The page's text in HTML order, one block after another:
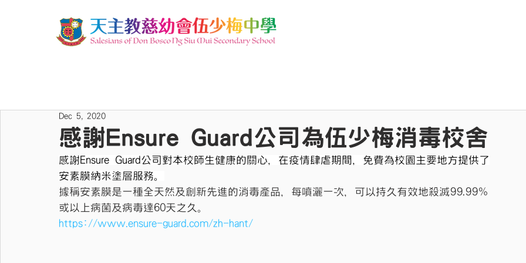
感謝Ensure Guard公司為伍少梅消毒校舍
Dec 5, 2020
感謝Ensure Guard公司對本校師生健康的關心，在疫情肆虐期間，免費為校園主要地方提供了
安素膜納米塗層服務。
據稱安素膜是一種全天然及創新先進的消毒產品，每噴灑一次，可以持久有效地殺滅99.99%
或以上病菌及病毒達60天之久。
https://www.ensure-guard.com/zh-hant/